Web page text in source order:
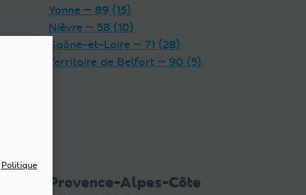
Politique
Yonne — 89 (15)
Nièvre — 58 (10)
Saône-et-Loire — 71 (28)
Territoire de Belfort — 90 (5)
Provence-Alpes-Côte